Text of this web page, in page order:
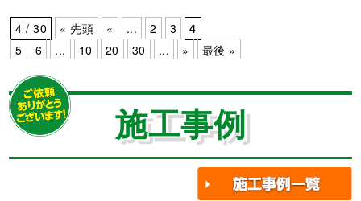
4 / 30 « 先頭 « ... 2 3
4
5
6 ... 10 20 30 ... » 最後 »
施工事例